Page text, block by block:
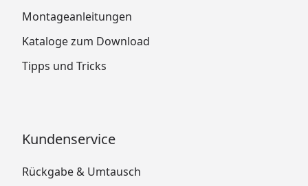
Montageanleitungen
Kataloge zum Download
Tipps und Tricks
Kundenservice
Rückgabe & Umtausch